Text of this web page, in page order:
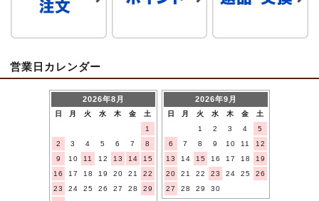
営業日カレンダー
2026年8月
日 月 火 水 木 金
土
1
2
3 4 5 6 7
8
9
10 11 12 13 14
15
16
17 18 19 20 21
22
23
24 25 26 27 28
29
2026年9月
日 月 火 水 木 金
土
1
2 3 4
5
6
7 8 9 10 11
12
13
14 15 16 17 18
19
20
21 22 23 24 25
26
27
28 29 30